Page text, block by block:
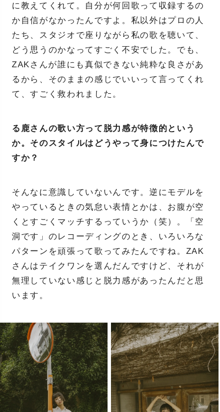
に教えてくれて。自分が何回歌って収録するの
か自信がなかったんですよ。私以外はプロの人
たち、スタジオで座りながら私の歌を聴いて、
どう思うのかなってすごく不安でした。でも、
ZAKさんが誰にも真似できない純粋な良さがあ
るから、そのままの感じでいいって言ってくれ
て、すごく救われました。
る鹿さんの歌い方って脱力感が特徴的という
か。そのスタイルはどうやって身につけたんで
すか？
そんなに意識していないんです。逆にモデルを
やっているときの気怠い表情とかは、お腹が空
くとすごくマッチするっていうか（笑）。「空
洞です」のレコーディングのとき、いろいろな
パターンを頑張って歌ってみたんですね。ZAK
さんはテイクワンを選んだんですけど、それが
無理していない感じと脱力感があったんだと思
います。